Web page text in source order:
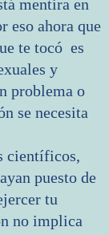
mentira en
eso ahora que
te tocó es
y
problema o
se necesita
científicos,
puesto de
tu
no implica